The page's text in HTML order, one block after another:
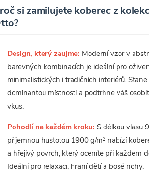
si zamilujete koberec z
Design, který zaujme: Moderní vzor v
barevných kombinacích je ideální pro
minimalistických i tradičních interiérů. Stane
dominantou místnosti a podtrhne váš
vkus.
Pohodlí na každém kroku: S délkou vlasu
příjemnou hustotou 1900 g/m² nabízí
a hřejivý povrch, který oceníte při každém
Ideální pro relaxaci, hraní dětí a bosé nohy.